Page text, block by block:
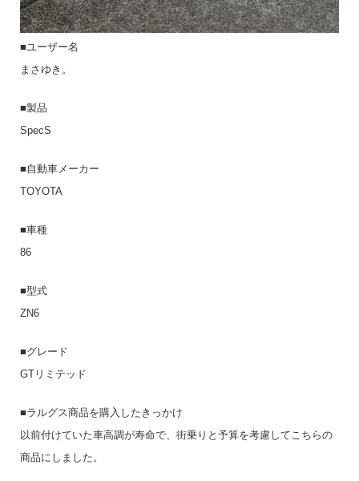
■ユーザー名
まさゆき。
■製品
SpecS
■自動車メーカー
TOYOTA
■車種
86
■型式
ZN6
■グレード
GTリミテッド
■ラルグス商品を購入したきっかけ
以前付けていた車高調が寿命で、街乗りと予算を考慮してこちらの
商品にしました。